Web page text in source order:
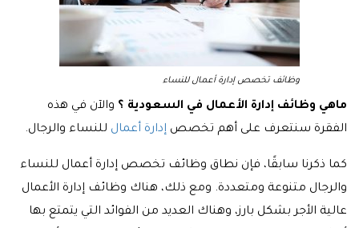
وظائف تخصص إدارة أعمال للنساء
ماهي وظائف إدارة الأعمال في السعودية ؟ والآن في هذه
الفقرة سنتعرف على أهم تخصص إدارة أعمال للنساء والرجال.
كما ذكرنا سابقًا، فإن نطاق وظائف تخصص إدارة أعمال للنساء
والرجال متنوعة ومتعددة. ومع ذلك، هناك وظائف إدارة الأعمال
عالية الأجر بشكل بارز، وهناك العديد من الفوائد التي يتمتع بها